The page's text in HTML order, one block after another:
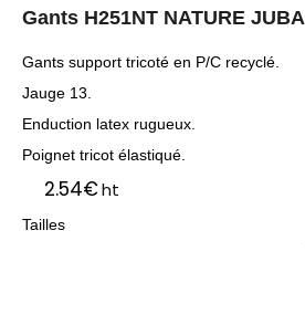
Gants H251NT NATURE JUBA
Gants support tricoté en P/C recyclé.
Jauge 13.
Enduction latex rugueux.
Poignet tricot élastiqué.
2.54€ht
Tailles